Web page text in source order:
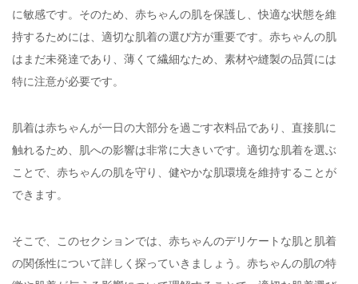
に敏感です。そのため、赤ちゃんの肌を保護し、快適な状態を維
持するためには、適切な肌着の選び方が重要です。赤ちゃんの肌
はまだ未発達であり、薄くて繊細なため、素材や縫製の品質には
特に注意が必要です。
肌着は赤ちゃんが一日の大部分を過ごす衣料品であり、直接肌に
触れるため、肌への影響は非常に大きいです。適切な肌着を選ぶ
ことで、赤ちゃんの肌を守り、健やかな肌環境を維持することが
できます。
そこで、このセクションでは、赤ちゃんのデリケートな肌と肌着
の関係性について詳しく探っていきましょう。赤ちゃんの肌の特